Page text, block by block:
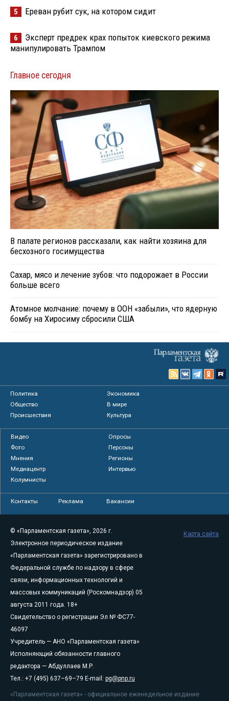
5 Ереван рубит сук, на котором сидит
6
Эксперт предрек крах попыток киевского режима
манипулировать Трампом
Главное сегодня
В палате регионов рассказали, как найти хозяина для
бесхозного госимущества
Сахар, мясо и лечение зубов: что подорожает в России
больше всего
Атомное молчание: почему в ООН «забыли», что ядерную
бомбу на Хиросиму сбросили США
Политика
Экономика
Общество
В мире
Происшествия
Культура
Видео
Опросы
Фото
Персоны
Мнения
Регионы
Медиацентр
Интервью
Колумнисты
Контакты Реклама Вакансии
© «Парламентская газета», 2026 г.
Электронное периодическое издание
«Парламентская газета» зарегистрировано в
Федеральной службе по надзору в сфере
связи, информационных технологий и
массовых коммуникаций (Роскомнадзор) 05
августа 2011 года. 18+
Свидетельство о регистрации Эл № ФС77-
46097
Учредитель — АНО «Парламентская газета»
Исполняющий обязанности главного
редактора — Абдуллаев М.Р.
Тел.: +7 (495) 637–69–79 E-mail: pg@pnp.ru
«Парламентская газета» - официальное еженедельное издание
Карта сайта